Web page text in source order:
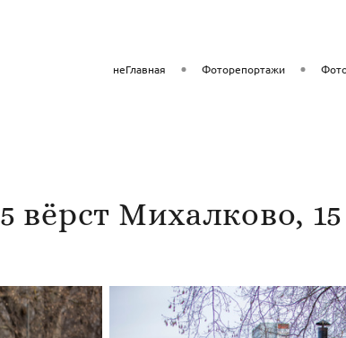
неГлавная Фоторепортажи
5 вёрст Михалково,